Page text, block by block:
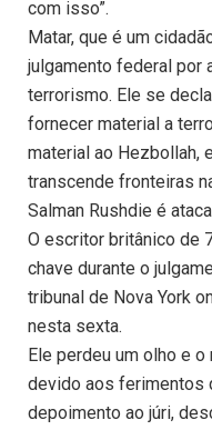
com isso”.
Matar, que é um
julgamento federal por
terrorismo. Ele se
fornecer material a
material ao Hezbollah,
transcende fronteiras
Salman Rushdie é
O escritor britânico de
chave durante o
tribunal de Nova York
nesta sexta.
Ele perdeu um olho e
devido aos ferimentos
depoimento ao júri,